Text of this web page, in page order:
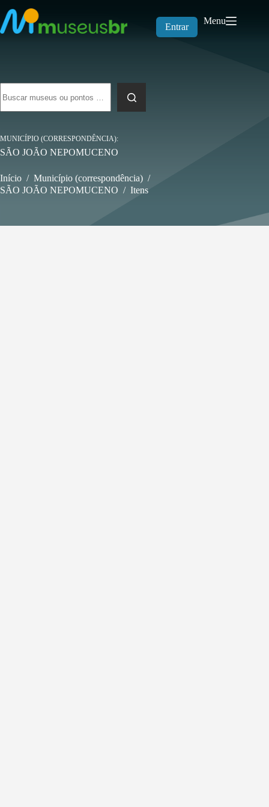
para
o
conteúdo
Entrar
Menu
resultados
MUNICÍPIO (CORRESPONDÊNCIA)
SÃO JOÃO NEPOMUCENO
Início / Município (correspondência) /
SÃO JOÃO NEPOMUCENO / Itens